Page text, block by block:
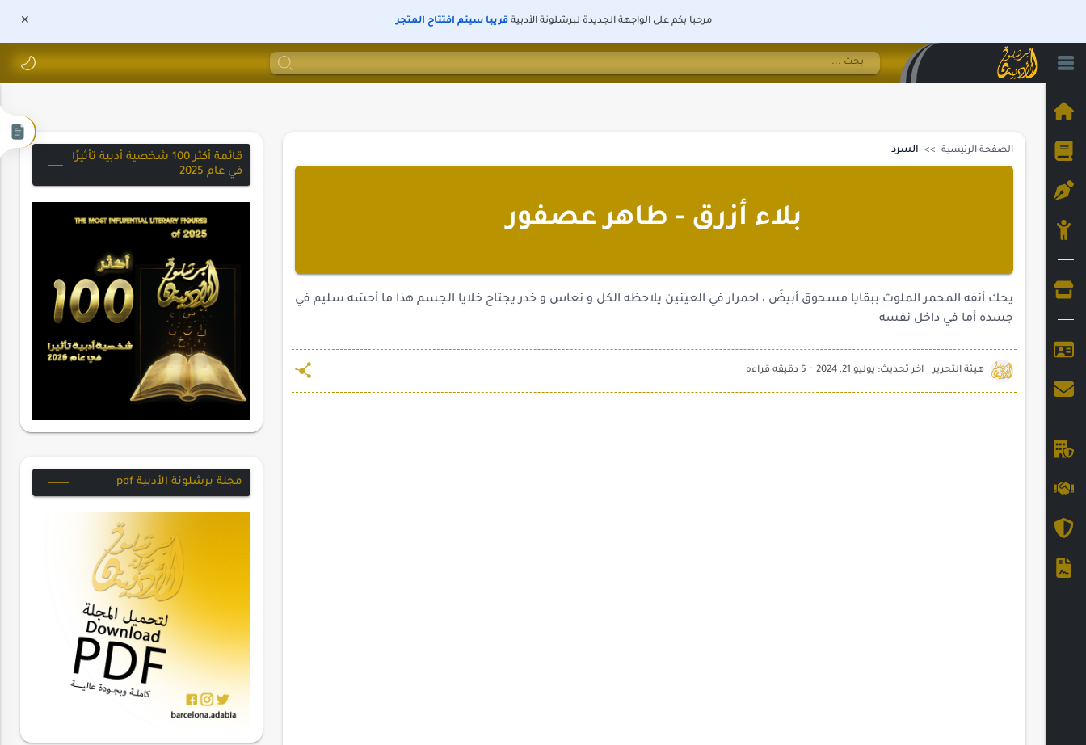
مرحبا بكم على الواجهة الجديدة لبرشلونة الأدبية قريبا سيتم افتتاح المتجر
الصفحة الرئيسية السرد
بلاء أزرق - طاهر عصفور
يحك أنفه المحمر الملوث ببقايا مسحوق أبيضَ ، احمرار في العينين يلاحظه الكل و نعاس و خدر يجتاح خلايا الجسم هذا ما أحسّه سليم في
جسده أما في داخل نفسه
5 دقيقه قراءه
قائمة أكثر 100 شخصية أدبية تأثيرًا
في عام 2025
مجلة برشلونة الأدبية pdf